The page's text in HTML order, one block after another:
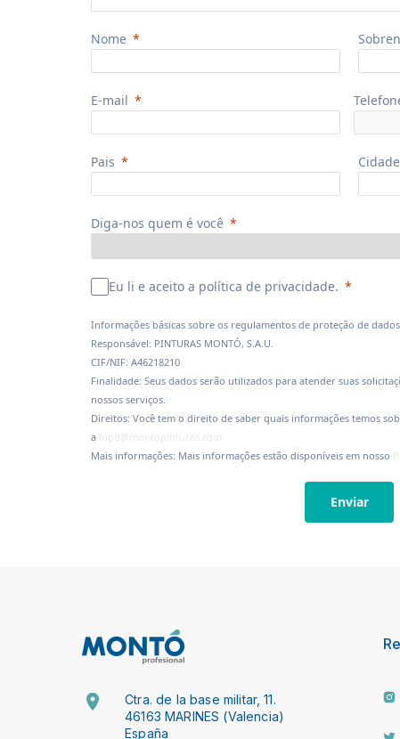
Nome
E-mail
Pais Cidade
Diga-nos quem é você
Eu li e aceito a política de privacidade.
Informações básicas sobre os regulamentos de proteção de dados
Responsável: PINTURAS MONTÓ, S.A.U.
CIF/NIF: A46218210
Finalidade: Seus dados serão utilizados para atender suas
nossos serviços.
Direitos: Você tem o direito de saber quais informações temos
a
lopd@montopinturas.com
Mais informações: Mais informações estão disponíveis em nosso
Enviar
Ctra. de la base militar, 11.
46163 MARINES (Valencia)
España